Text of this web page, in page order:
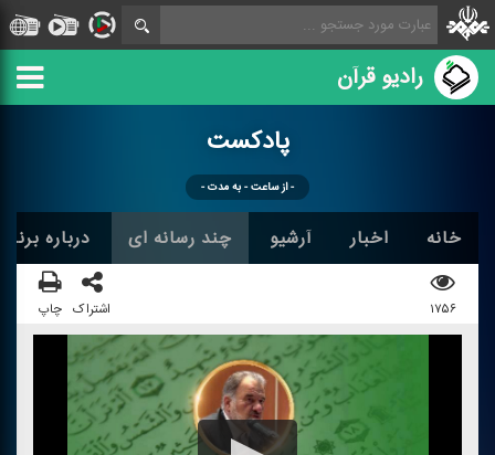
رادیو قرآن
پادكست
- از ساعت - به مدت -
خانه اخبار آرشیو چند رسانه ای درباره
۱۷۵۶ اشتراک چاپ